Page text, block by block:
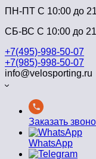
ПН-ПТ C 10:00 до
СБ-ВС С 10:00 до
+7(495)-998-50-07
+7(985)-998-50-07
info@velosporting.ru
Заказать
WhatsApp